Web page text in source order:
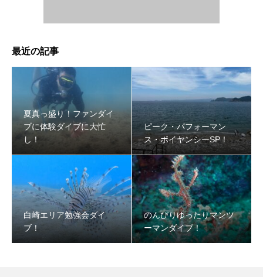
最近の記事
夏真っ盛り！ファンダイ
ブに体験ダイブに大忙
し！
ピーク・パフォーマン
ス・ボイヤンシーSP！
白崎エリア勉強会ダイ
ブ！
のんびりゆったりマンツ
ーマンダイブ！